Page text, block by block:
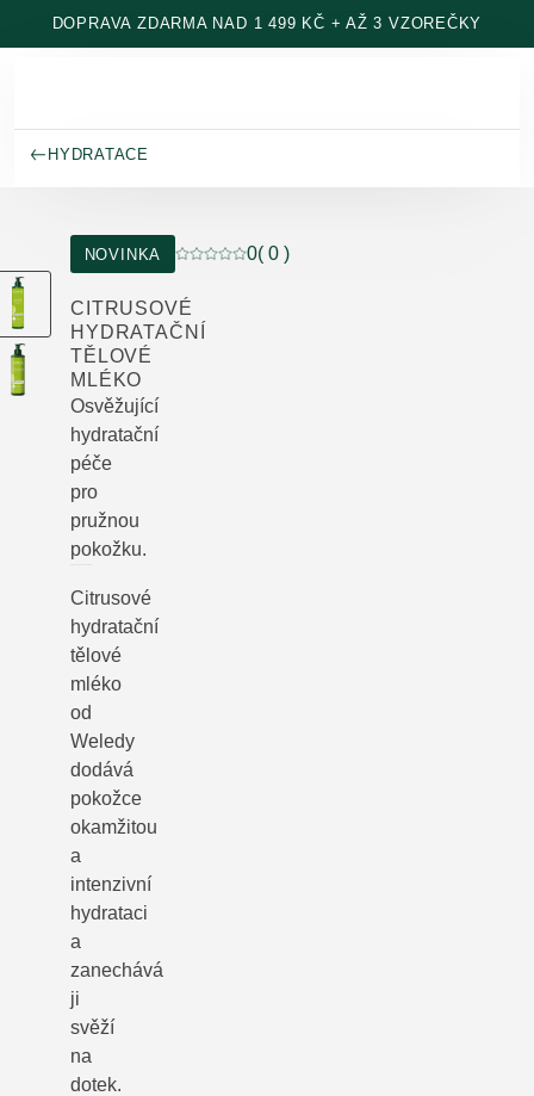
Přeskočit na hlavní obsah
DOPRAVA ZDARMA NAD 1 499 KČ + AŽ 3 VZOREČKY
HYDRATACE
NOVINKA
Aktuální hodnocení: 0 z 5 hvězdiček
0( 0 )
CITRUSOVÉ
HYDRATAČNÍ
TĚLOVÉ
MLÉKO
Osvěžující
hydratační
péče
pro
pružnou
pokožku.
Citrusové
hydratační
tělové
mléko
od
Weledy
dodává
pokožce
okamžitou
a
intenzivní
hydrataci
a
zanechává
ji
svěží
na
dotek.